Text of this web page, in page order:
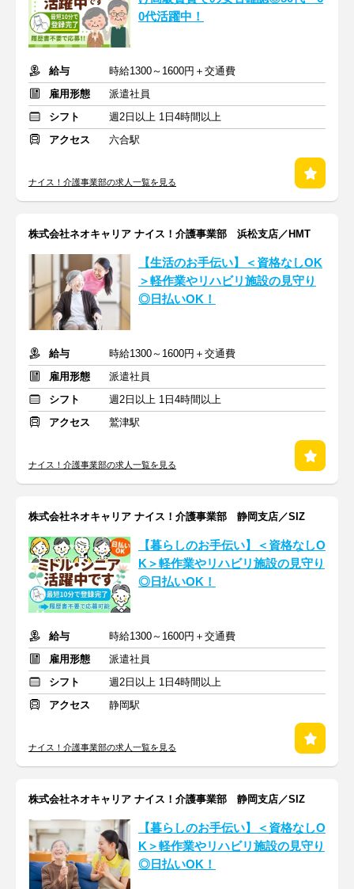
0代活躍中！
給与
時給1300～1600円＋交通費
雇用形態
派遣社員
シフト
週2日以上 1日4時間以上
アクセス
六合駅
ナイス！介護事業部の求人一覧を見る
株式会社ネオキャリア ナイス！介護事業部 浜松支店／HMT
【生活のお手伝い】＜資格なしOK
＞軽作業やリハビリ施設の見守り
◎日払いOK！
給与
時給1300～1600円＋交通費
雇用形態
派遣社員
シフト
週2日以上 1日4時間以上
アクセス
鷲津駅
ナイス！介護事業部の求人一覧を見る
株式会社ネオキャリア ナイス！介護事業部 静岡支店／SIZ
【暮らしのお手伝い】＜資格なしO
K＞軽作業やリハビリ施設の見守り
◎日払いOK！
給与
時給1300～1600円＋交通費
雇用形態
派遣社員
シフト
週2日以上 1日4時間以上
アクセス
静岡駅
ナイス！介護事業部の求人一覧を見る
株式会社ネオキャリア ナイス！介護事業部 静岡支店／SIZ
【暮らしのお手伝い】＜資格なしO
K＞軽作業やリハビリ施設の見守り
◎日払いOK！